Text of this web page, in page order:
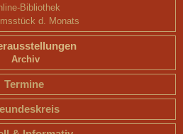
Bibliothek
d. Monats
Archiv
Termine